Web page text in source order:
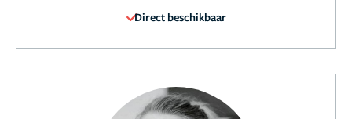
Direct beschikbaar